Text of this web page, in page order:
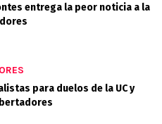
entrega la peor noticia a la
para duelos de la UC y